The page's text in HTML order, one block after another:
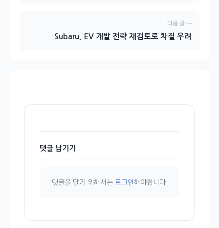
다음 글 →
Subaru, EV 개발 전략 재검토로 차질 우려
댓글 남기기
댓글을 달기 위해서는 로그인해야합니다.